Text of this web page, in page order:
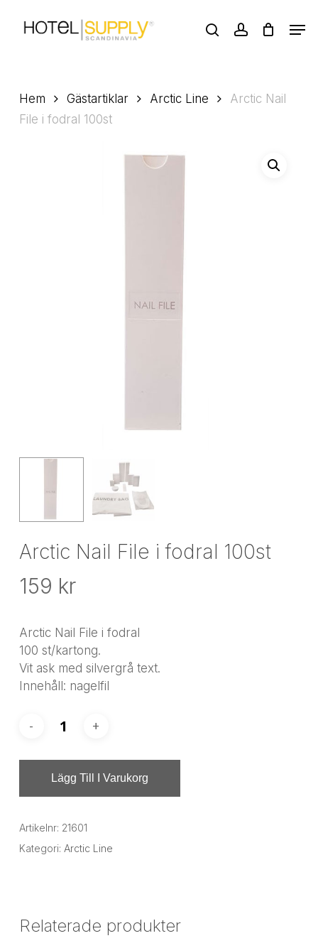
searchaccount
Hem Gästartiklar Arctic Line
Arctic Nail
File i fodral 100st
Arctic Nail File i fodral 100st
159 kr
Arctic Nail File i fodral
100 st/kartong.
Vit ask med silvergrå text.
Innehåll: nagelfil
Lägg Till I Varukorg
Artikelnr: 21601
Kategori: Arctic Line
Relaterade produkter